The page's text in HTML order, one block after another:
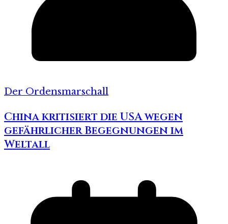
Der Ordensmarschall
China kritisiert die USA wegen
gefährlicher Begegnungen im
Weltall